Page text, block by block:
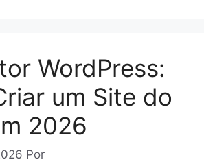
WordPress:
um Site do
2026
Por